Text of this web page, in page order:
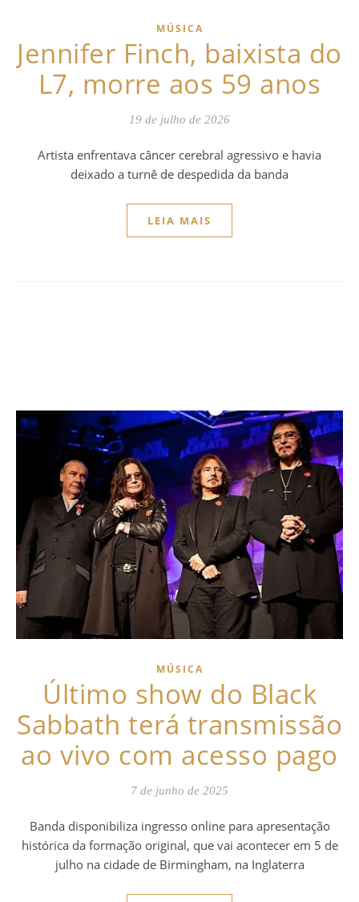
MÚSICA
Jennifer Finch, baixista do
L7, morre aos 59 anos
19 de julho de 2026
Artista enfrentava câncer cerebral agressivo e havia
deixado a turnê de despedida da banda
LEIA MAIS
MÚSICA
Último show do Black
Sabbath terá transmissão
ao vivo com acesso pago
7 de junho de 2025
Banda disponibiliza ingresso online para apresentação
histórica da formação original, que vai acontecer em 5 de
julho na cidade de Birmingham, na Inglaterra